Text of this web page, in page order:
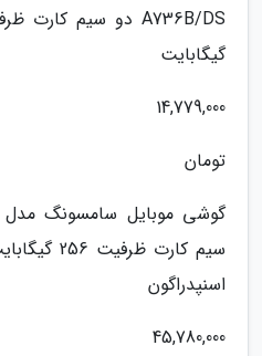
گیگابایت
14,779,000
تومان
اسنپدراگون
45,780,000